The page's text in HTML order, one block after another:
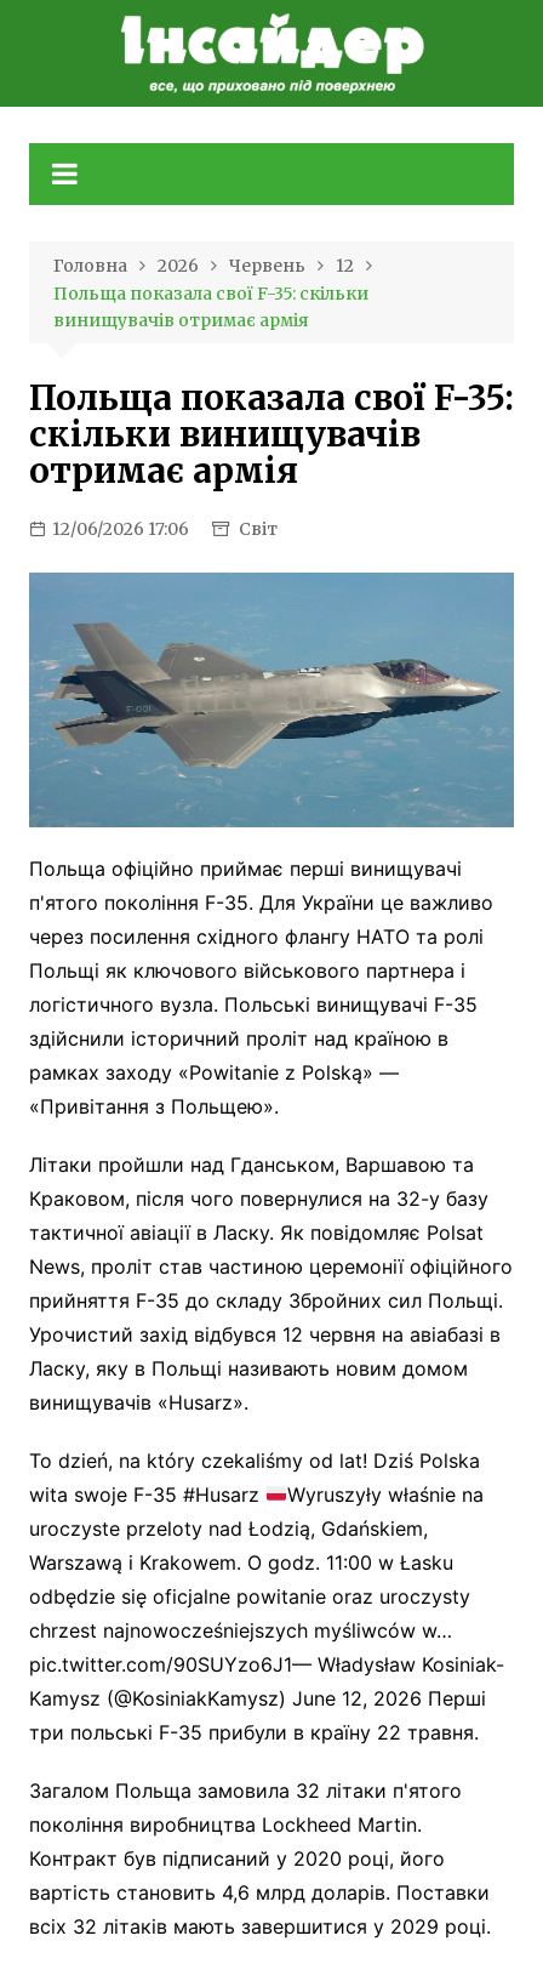
Головна 2026 Червень
12
Польща показала свої F-35: скільки
винищувачів отримає армія
Польща показала свої F-35:
скільки винищувачів
отримає армія
12/06/2026 17:06 Світ
Польща офіційно приймає перші винищувачі
п'ятого покоління F-35. Для України це важливо
через посилення східного флангу НАТО та ролі
Польщі як ключового військового партнера і
логістичного вузла. Польські винищувачі F-35
здійснили історичний проліт над країною в
рамках заходу «Powitanie z Polską» —
«Привітання з Польщею».
Літаки пройшли над Гданськом, Варшавою та
Краковом, після чого повернулися на 32-у базу
тактичної авіації в Ласку. Як повідомляє Polsat
News, проліт став частиною церемонії офіційного
прийняття F-35 до складу Збройних сил Польщі.
Урочистий захід відбувся 12 червня на авіабазі в
Ласку, яку в Польщі називають новим домом
винищувачів «Husarz».
To dzień, na który czekaliśmy od lat! Dziś Polska
wita swoje F-35 #Husarz
Wyruszyły właśnie na
uroczyste przeloty nad Łodzią, Gdańskiem,
Warszawą i Krakowem. O godz. 11:00 w Łasku
odbędzie się oficjalne powitanie oraz uroczysty
chrzest najnowocześniejszych myśliwców w…
pic.twitter.com/90SUYzo6J1— Władysław Kosiniak-
Kamysz (@KosiniakKamysz) June 12, 2026 Перші
три польські F-35 прибули в країну 22 травня.
Загалом Польща замовила 32 літаки п'ятого
покоління виробництва Lockheed Martin.
Контракт був підписаний у 2020 році, його
вартість становить 4,6 млрд доларів. Поставки
всіх 32 літаків мають завершитися у 2029 році.